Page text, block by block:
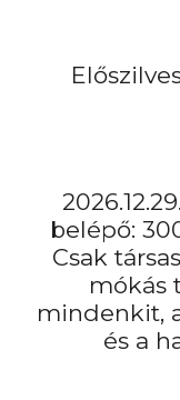
belépő:
Csak
mókás
mindenkit,
és a